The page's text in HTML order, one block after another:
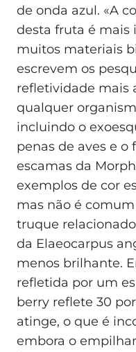
de onda azul. «A
desta fruta é mais
muitos materiais
escrevem os
refletividade mais
qualquer
incluindo o
penas de aves e o
escamas da
exemplos de cor
mas não é
truque
da Elaeocarpus
menos brilhante.
refletida por um
berry reflete 30
atinge, o que é
embora o